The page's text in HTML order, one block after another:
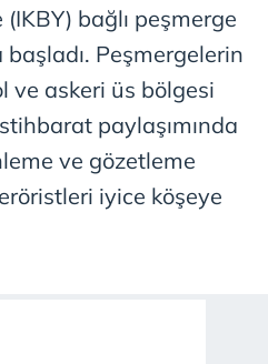
bağlı peşmerge
Peşmergelerin
ve askeri üs bölgesi
paylaşımında
ve gözetleme
iyice köşeye